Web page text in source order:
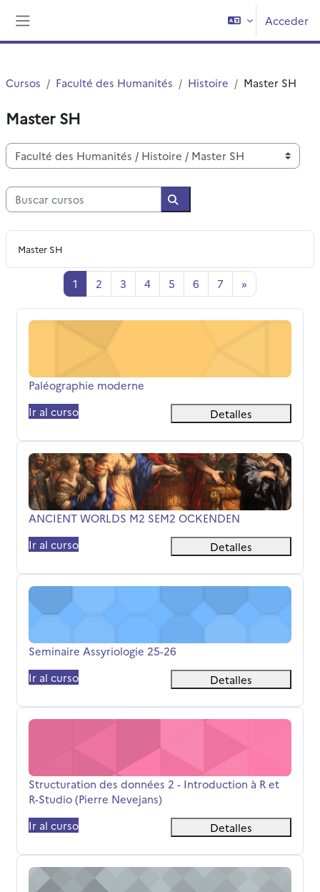
Acceder
Cursos Faculté des Humanités Histoire Master SH
Master SH
Categorías
Buscar cursos
Buscar cursos
Master SH
1 Página 1
2 Página 2
3 Página 3
4Página 4
5 Página 5
6 Página 6
7 Página 7
»
Paléographie moderne
Nombre del curso
Paléographie moderne
Ir al curso
Detalles
ANCIENT WORLDS M2 SEM2 OCKENDEN
Nombre del curso
ANCIENT WORLDS M2 SEM2 OCKENDEN
Ir al curso
Detalles
Seminaire Assyriologie 25-26
Nombre del curso
Seminaire Assyriologie 25-26
Ir al curso
Detalles
Structuration des données 2 - Introduction à R et R-
Nombre del curso
Structuration des données 2 - Introduction à R et
R-Studio (Pierre Nevejans)
Ir al curso
Detalles
Master Archives Gestion de Projet